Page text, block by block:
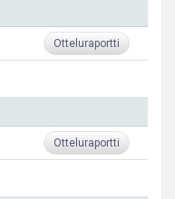
Otteluraportti
Otteluraportti